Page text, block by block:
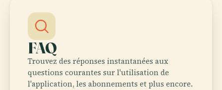
FAQ
Trouvez des réponses instantanées aux
questions courantes sur l'utilisation de
l'application, les abonnements et plus encore.